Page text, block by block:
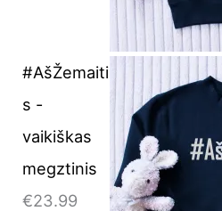
#AšŽemaiti
s -
vaikiškas
megztinis
€23.99